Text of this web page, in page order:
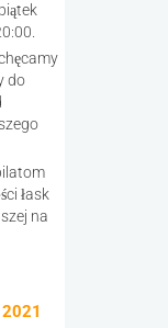
do
łask
na